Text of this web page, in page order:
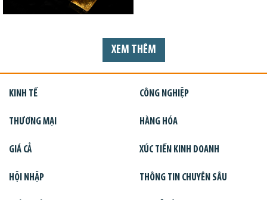
XEM THÊM
KINH TẾ CÔNG NGHIỆP
THƯƠNG MẠI HÀNG HÓA
GIÁ CẢ XÚC TIẾN KINH DOANH
HỘI NHẬP THÔNG TIN CHUYÊN SÂU